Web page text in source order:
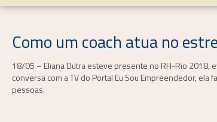
Como um coach atua no
18/05 – Eliana Dutra esteve presente no RH-Rio 2018,
conversa com a TV do Portal Eu Sou Empreendedor,
pessoas.